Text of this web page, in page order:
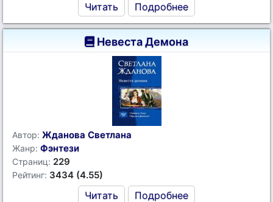
Читать Подробнее
Невеста Демона
Автор: Жданова Светлана
Жанр: Фэнтези
Страниц: 229
Рейтинг: 3434 (4.55)
Читать Подробнее